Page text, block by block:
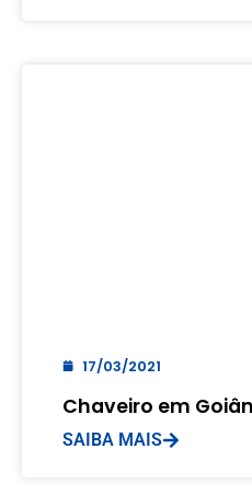
17/03/2021
Chaveiro em
SAIBA MAIS